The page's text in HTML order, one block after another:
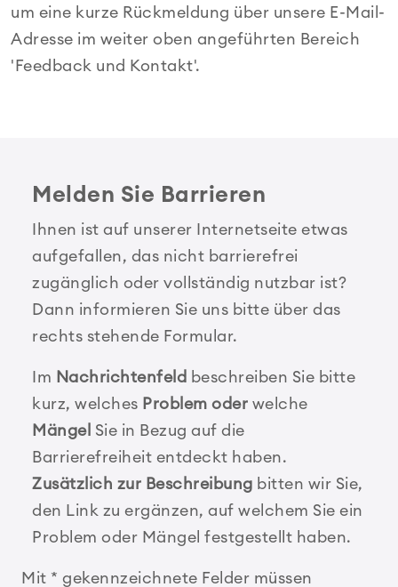
um eine kurze Rückmeldung über unsere E-Mail-
Adresse im weiter oben angeführten Bereich
'Feedback und Kontakt'.
Melden Sie Barrieren
Ihnen ist auf unserer Internetseite etwas
aufgefallen, das nicht barrierefrei
zugänglich oder vollständig nutzbar ist?
Dann informieren Sie uns bitte über das
rechts stehende Formular.
Im Nachrichtenfeld beschreiben Sie bitte
kurz, welches Problem oder welche
Mängel Sie in Bezug auf die
Barrierefreiheit entdeckt haben.
Zusätzlich zur Beschreibung bitten wir Sie,
den Link zu ergänzen, auf welchem Sie ein
Problem oder Mängel festgestellt haben.
Mit * gekennzeichnete Felder müssen